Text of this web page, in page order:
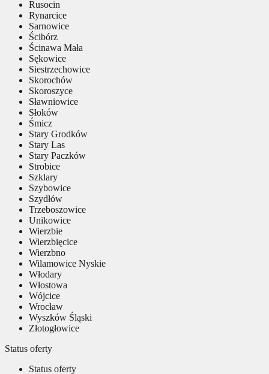
Rusocin
Rynarcice
Sarnowice
Ścibórz
Ścinawa Mała
Sękowice
Siestrzechowice
Skorochów
Skoroszyce
Sławniowice
Słoków
Śmicz
Stary Grodków
Stary Las
Stary Paczków
Strobice
Szklary
Szybowice
Szydłów
Trzeboszowice
Unikowice
Wierzbie
Wierzbięcice
Wierzbno
Wilamowice Nyskie
Włodary
Włostowa
Wójcice
Wrocław
Wyszków Śląski
Złotogłowice
Status oferty
Status oferty